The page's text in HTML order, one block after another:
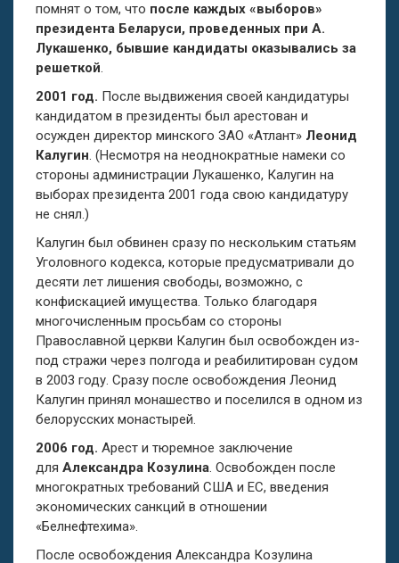
помнят о том, что после каждых «выборов»
президента Беларуси, проведенных при А.
Лукашенко, бывшие кандидаты оказывались за
решеткой.
2001 год. После выдвижения своей кандидатуры
кандидатом в президенты был арестован и
осужден директор минского ЗАО «Атлант» Леонид
Калугин. (Несмотря на неоднократные намеки со
стороны администрации Лукашенко, Калугин на
выборах президента 2001 года свою кандидатуру
не снял.)
Калугин был обвинен сразу по нескольким статьям
Уголовного кодекса, которые предусматривали до
десяти лет лишения свободы, возможно, с
конфискацией имущества. Только благодаря
многочисленным просьбам со стороны
Православной церкви Калугин был освобожден из-
под стражи через полгода и реабилитирован судом
в 2003 году. Сразу после освобождения Леонид
Калугин принял монашество и поселился в одном из
белорусских монастырей.
2006 год. Арест и тюремное заключение
для Александра Козулина. Освобожден после
многократных требований США и ЕС, введения
экономических санкций в отношении
«Белнефтехима».
После освобождения Александра Козулина